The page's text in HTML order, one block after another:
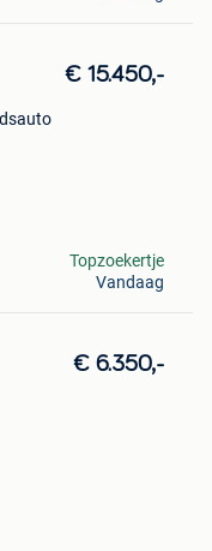
€ 15.450,-
Topzoekertje
Vandaag
€ 6.350,-